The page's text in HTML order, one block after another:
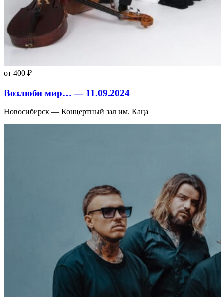
от 400 ₽
Возлюби мир… — 11.09.2024
Новосибирск — Концертный зал им. Каца